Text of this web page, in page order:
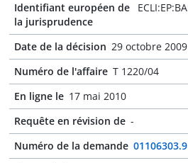
Identifiant européen de
la jurisprudence
Date de la décision 29 octobre 2009
Numéro de l'affaire T 1220/04
En ligne le 17 mai 2010
Requête en révision de -
Numéro de la demande 01106303.9